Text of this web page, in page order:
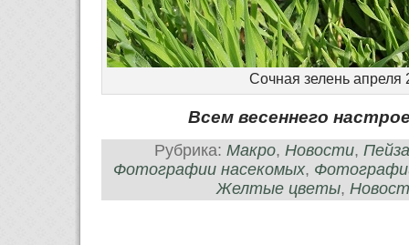
Сочная зелень апреля
Всем весеннего
Рубрика: Макро, Новости,
Фотографии насекомых,
Желтые цветы,